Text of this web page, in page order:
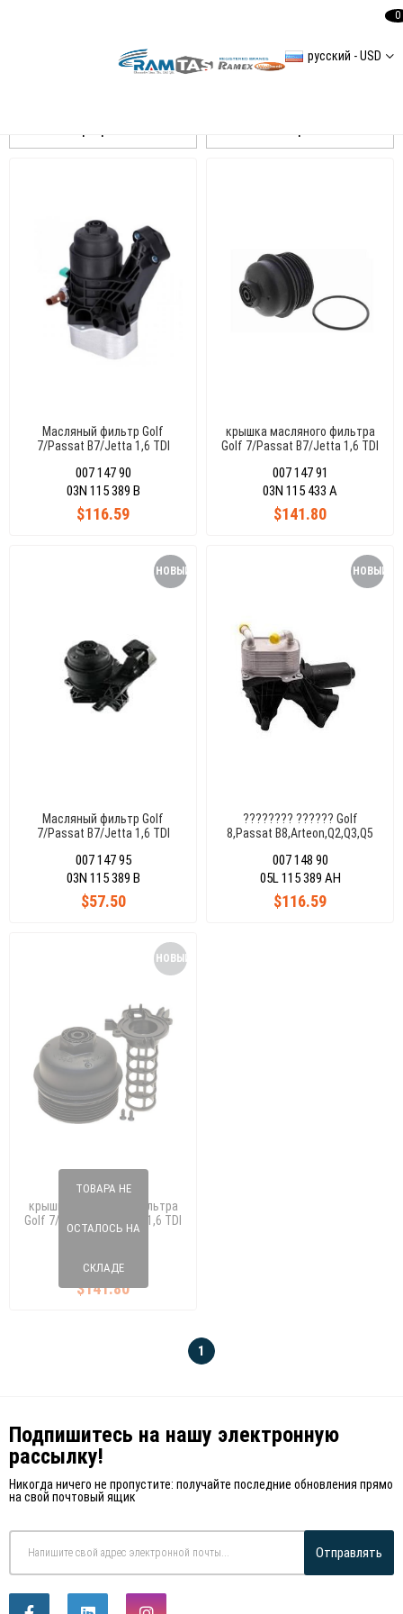
русский - USD
0
Масляный фильтр Golf
7/Passat B7/Jetta 1,6 TDI
007 147 90
$116.59
03N 115 389 B
крышка масляного фильтра
Golf 7/Passat B7/Jetta 1,6 TDI
007 147 91
$141.80
03N 115 433 A
Масляный фильтр Golf
7/Passat B7/Jetta 1,6 TDI
007 147 95
$57.50
НОВЫЙ
03N 115 389 B
???????? ?????? Golf
8,Passat B8,Arteon,Q2,Q3,Q5
007 148 90
$116.59
НОВЫЙ
05L 115 389 AH
ТОВАРА НЕ
ОСТАЛОСЬ НА
СКЛАДЕ
крышка масляного фильтра
Golf 7/Passat B7/Jetta 1,6 TDI
03N115433A
$141.80
НОВЫЙ
03N 115 433
1
Подпишитесь на нашу электронную
рассылку!
Никогда ничего не пропустите: получайте последние обновления прямо
на свой почтовый ящик
Отправлять